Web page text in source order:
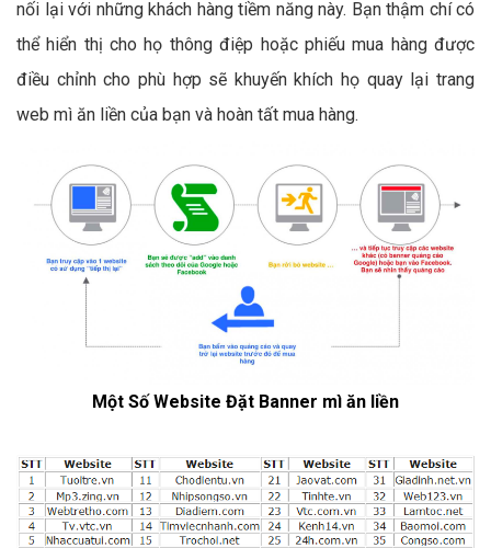
nối lại với những khách hàng tiềm năng này. Bạn thậm chí có
thể hiển thị cho họ thông điệp hoặc phiếu mua hàng được
điều chỉnh cho phù hợp sẽ khuyến khích họ quay lại trang
web mì ăn liền của bạn và hoàn tất mua hàng.
Một Số Website Đặt Banner mì ăn liền